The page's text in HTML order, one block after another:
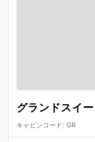
グランドスイー
キャビンコード: GR